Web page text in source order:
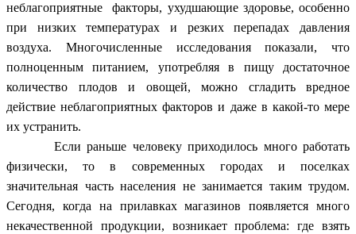
неблагоприятные факторы, ухудшающие здоровье, особенно
при низких температурах и резких перепадах давления
воздуха. Многочисленные исследования показали, что
полноценным питанием, употребляя в пищу достаточное
количество плодов и овощей, можно сгладить вредное
действие неблагоприятных факторов и даже в какой-то мере
их устранить.
Если раньше человеку приходилось много работать
физически, то в современных городах и поселках
значительная часть населения не занимается таким трудом.
Сегодня, когда на прилавках магазинов появляется много
некачественной продукции, возникает проблема: где взять